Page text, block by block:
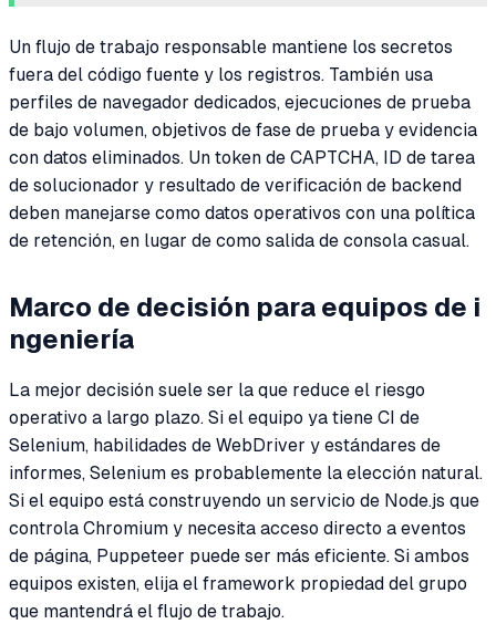
Un flujo de trabajo responsable mantiene los secretos
fuera del código fuente y los registros. También usa
perfiles de navegador dedicados, ejecuciones de prueba
de bajo volumen, objetivos de fase de prueba y evidencia
con datos eliminados. Un token de CAPTCHA, ID de tarea
de solucionador y resultado de verificación de backend
deben manejarse como datos operativos con una política
de retención, en lugar de como salida de consola casual.
Marco de decisión para equipos de i
ngeniería
La mejor decisión suele ser la que reduce el riesgo
operativo a largo plazo. Si el equipo ya tiene CI de
Selenium, habilidades de WebDriver y estándares de
informes, Selenium es probablemente la elección natural.
Si el equipo está construyendo un servicio de Node.js que
controla Chromium y necesita acceso directo a eventos
de página, Puppeteer puede ser más eficiente. Si ambos
equipos existen, elija el framework propiedad del grupo
que mantendrá el flujo de trabajo.